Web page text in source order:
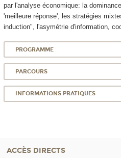
par l'analyse économique: la
'meilleure réponse', les stratégies
induction", l'asymétrie d'information,
PROGRAMME
PARCOURS
INFORMATIONS PRATIQUES
ACCÈS DIRECTS